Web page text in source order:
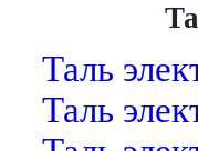
Таль
Таль